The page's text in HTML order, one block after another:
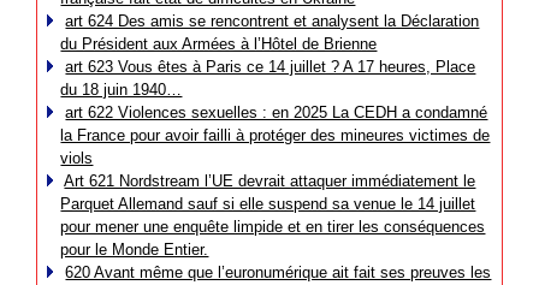
art 624 Des amis se rencontrent et analysent la Déclaration
du Président aux Armées à l’Hôtel de Brienne
art 623 Vous êtes à Paris ce 14 juillet ? A 17 heures, Place
du 18 juin 1940…
art 622 Violences sexuelles : en 2025 La CEDH a condamné
la France pour avoir failli à protéger des mineures victimes de
viols
Art 621 Nordstream l’UE devrait attaquer immédiatement le
Parquet Allemand sauf si elle suspend sa venue le 14 juillet
pour mener une enquête limpide et en tirer les conséquences
pour le Monde Entier.
620 Avant même que l’euronumérique ait fait ses preuves les